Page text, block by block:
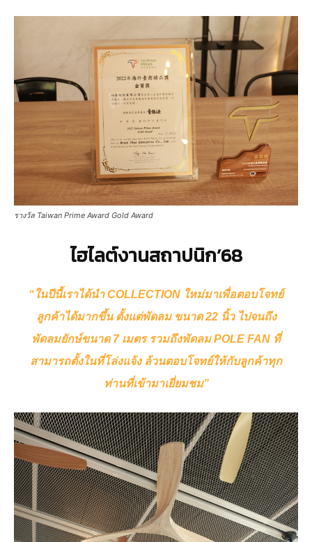
รางวัล Taiwan Prime Award Gold Award
ไฮไลต์งานสถาปนิก’68
“ในปีนี้เราได้นำ COLLECTION ใหม่มาเพื่อตอบโจทย์
ลูกค้าได้มากขึ้น ตั้งแต่พัดลม ขนาด 22 นิ้ว ไปจนถึง
พัดลมยักษ์ขนาด 7 เมตร รวมถึงพัดลม POLE FAN ที่
สามารถตั้งในที่โล่งแจ้ง ล้วนตอบโจทย์ให้กับลูกค้าทุก
ท่านที่เข้ามาเยี่ยมชม”